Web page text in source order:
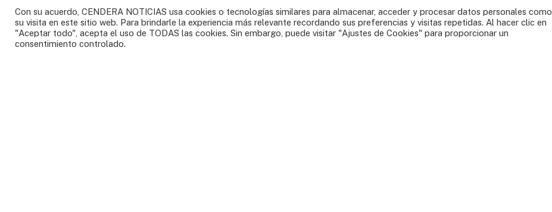
Alberto Ospina Carreño, quien sería el nuevo embajador de Colombia ante la Santa Sede.
Ospina quien llega a reemplazar al abogado Jorge Mario Estman.
Con su acuerdo, CENDERA NOTICIAS usa cookies o tecnologías similares para almacenar, acceder y procesar datos personales como
su visita en este sitio web. Para brindarle la experiencia más relevante recordando sus preferencias y visitas repetidas. Al hacer clic en
"Aceptar todo", acepta el uso de TODAS las cookies. Sin embargo, puede visitar "Ajustes de Cookies" para proporcionar un
consentimiento controlado.